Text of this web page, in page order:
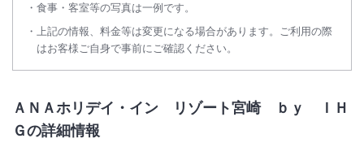
食事・客室等の写真は一例です。
上記の情報、料金等は変更になる場合があります。ご利用の際
はお客様ご自身で事前にご確認ください。
ＡＮＡホリデイ・イン リゾート宮崎 ｂｙ ＩＨ
Ｇの詳細情報